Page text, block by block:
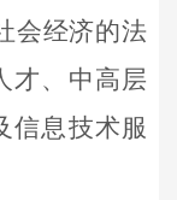
会经济的法
才、中高层
信息技术服